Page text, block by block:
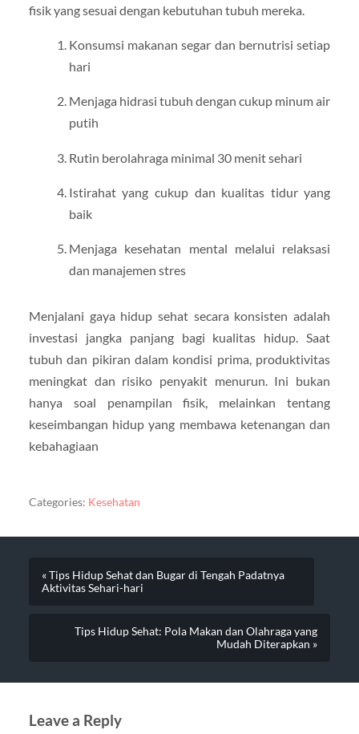
fisik yang sesuai dengan kebutuhan tubuh mereka.
Konsumsi makanan segar dan bernutrisi setiap
hari
Menjaga hidrasi tubuh dengan cukup minum air
putih
Rutin berolahraga minimal 30 menit sehari
Istirahat yang cukup dan kualitas tidur yang
baik
Menjaga kesehatan mental melalui relaksasi
dan manajemen stres
Menjalani gaya hidup sehat secara konsisten adalah
investasi jangka panjang bagi kualitas hidup. Saat
tubuh dan pikiran dalam kondisi prima, produktivitas
meningkat dan risiko penyakit menurun. Ini bukan
hanya soal penampilan fisik, melainkan tentang
keseimbangan hidup yang membawa ketenangan dan
kebahagiaan
Categories: Kesehatan
« Tips Hidup Sehat dan Bugar di Tengah Padatnya
Aktivitas Sehari-hari
Tips Hidup Sehat: Pola Makan dan Olahraga yang
Mudah Diterapkan »
Leave a Reply